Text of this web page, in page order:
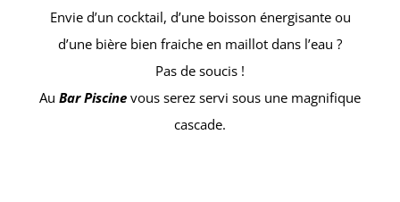
Activités
Bien être
Envie d’un cocktail, d’une boisson énergisante ou
d’une bière bien fraiche en maillot dans l’eau ?
Pas de soucis !
Au BarPiscine vous serez servi sous une magnifique
cascade.